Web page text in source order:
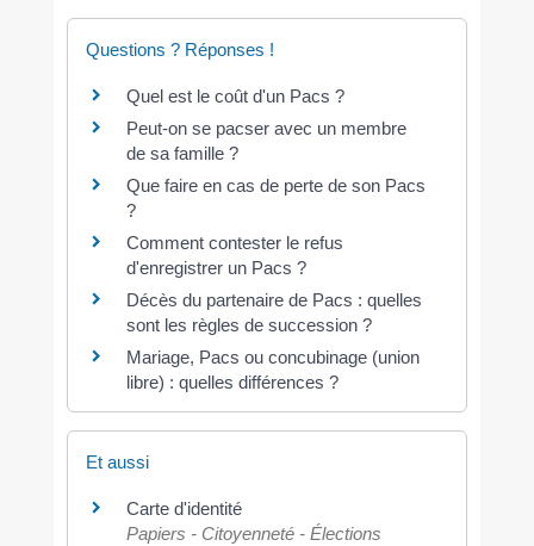
Questions ? Réponses !
Quel est le coût d'un Pacs ?
Peut-on se pacser avec un membre
de sa famille ?
Que faire en cas de perte de son Pacs
?
Comment contester le refus
d'enregistrer un Pacs ?
Décès du partenaire de Pacs : quelles
sont les règles de succession ?
Mariage, Pacs ou concubinage (union
libre) : quelles différences ?
Et aussi
Carte d'identité
Papiers - Citoyenneté - Élections